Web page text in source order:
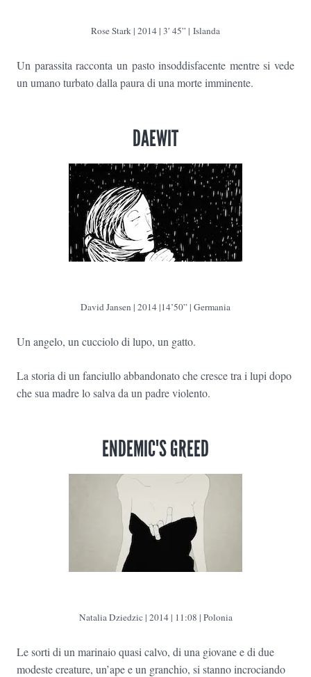
Rose Stark | 2014 | 3′ 45” | Islanda
Un parassita racconta un pasto insoddisfacente mentre si vede
un umano turbato dalla paura di una morte imminente.
DAEWIT
David Jansen | 2014 |14’50” | Germania
Un angelo, un cucciolo di lupo, un gatto.
La storia di un fanciullo abbandonato che cresce tra i lupi dopo
che sua madre lo salva da un padre violento.
ENDEMIC'S GREED
Natalia Dziedzic | 2014 | 11:08 | Polonia
Le sorti di un marinaio quasi calvo, di una giovane e di due
modeste creature, un’ape e un granchio, si stanno incrociando